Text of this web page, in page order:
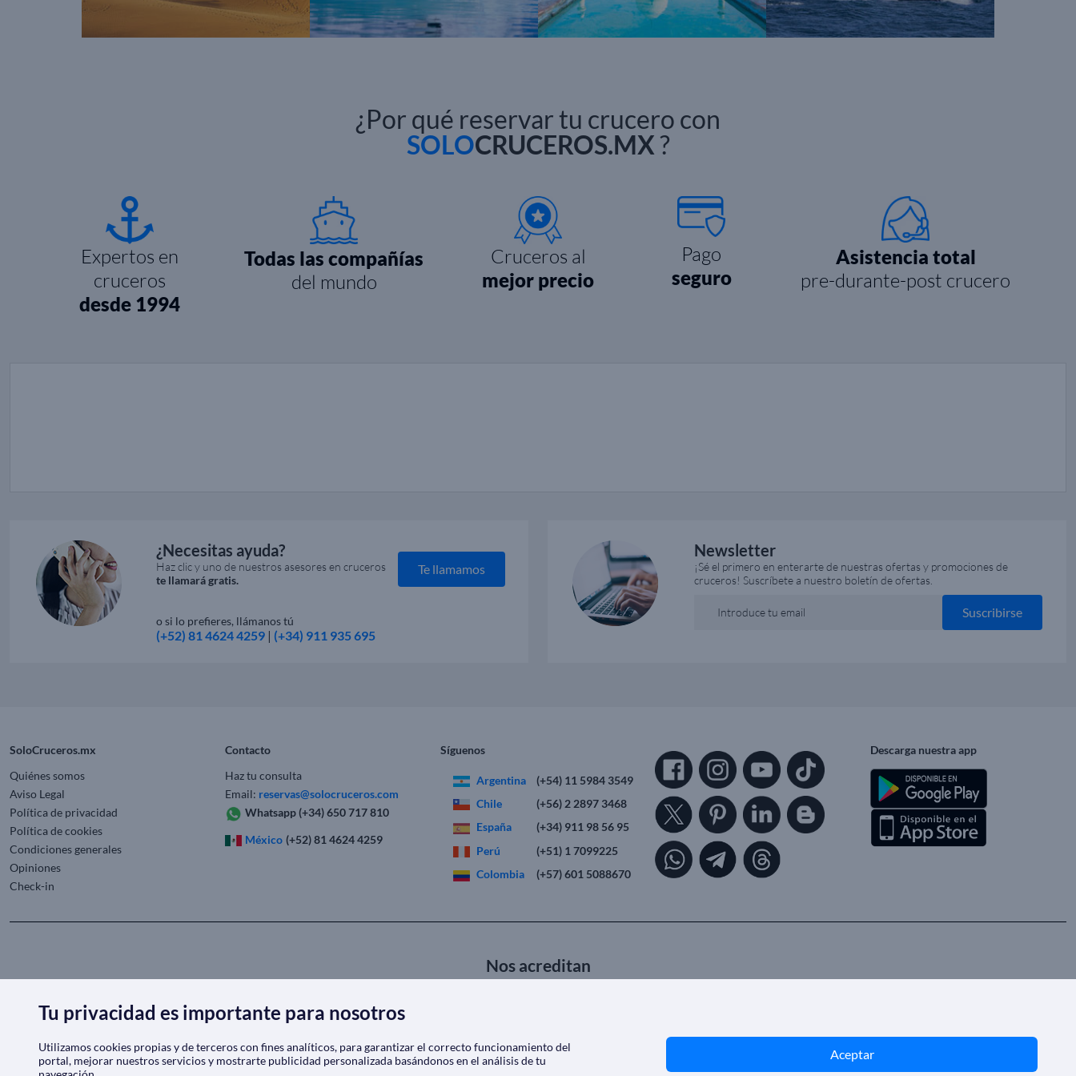
¿Por qué reservar tu crucero con
SOLOCRUCEROS.MX?
Expertos en
cruceros
desde 1994
Todas las compañías
del mundo
Cruceros al
mejor precio
Pago
seguro
Asistencia total
pre-durante-post crucero
¿Necesitas ayuda?
Haz clic y uno de nuestros asesores en cruceros
te llamará gratis.
Te llamamos
o si lo prefieres, llámanos tú
(+52) 81 4624 4259 | (+34) 911 935 695
Newsletter
¡Sé el primero en enterarte de nuestras ofertas y promociones de
cruceros! Suscríbete a nuestro boletín de ofertas.
Introduce tu email Suscribirse
SoloCruceros.mx
Quiénes somos
Aviso Legal
Política de privacidad
Política de cookies
Condiciones generales
Opiniones
Check-in
Contacto
Haz tu consulta
Email: reservas@solocruceros.com
Whatsapp(+34) 650 717 810
México (+52) 81 4624 4259
Síguenos
Argentina
(+54) 11 5984 3549
Chile
(+56) 2 2897 3468
España
(+34) 911 98 56 95
Perú
(+51) 1 7099225
Colombia
(+57) 601 5088670
Descarga nuestra app
Nos acreditan
Tu privacidad es importante para nosotros
Utilizamos cookies propias y de terceros con fines analíticos, para garantizar el correcto funcionamiento del
portal, mejorar nuestros servicios y mostrarte publicidad personalizada basándonos en el análisis de tu
Aceptar